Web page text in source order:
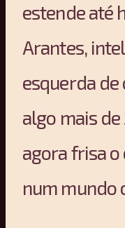
estende até
Arantes,
esquerda
algo mais
agora frisa
num mundo